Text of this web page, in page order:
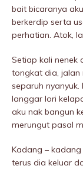
bait bicaranya
berkerdip serta
perhatian. Atok,
Setiap kali nenek
tongkat dia, jalan
separuh nyanyuk.
Ianggar lori
aku nak bangun
merungut pasal
Kadang –
terus dia keluar